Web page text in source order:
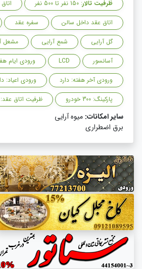
ظرفیت تالار: 150 نفر تا 500 نفر
اتاق عقد داخل سالن
سفره عقد
گل آرایی
شمع آرایی
مشعل
آسانسور
LCD
ورودی ایام
ورودی آخر هفته: دارد
ورودی اعیاد:
پارکینگ: 300 خودرو
ظرفیت اتاق عقد: 50 نفر
سایر امکانات: میوه آرایی
برق اضطراری